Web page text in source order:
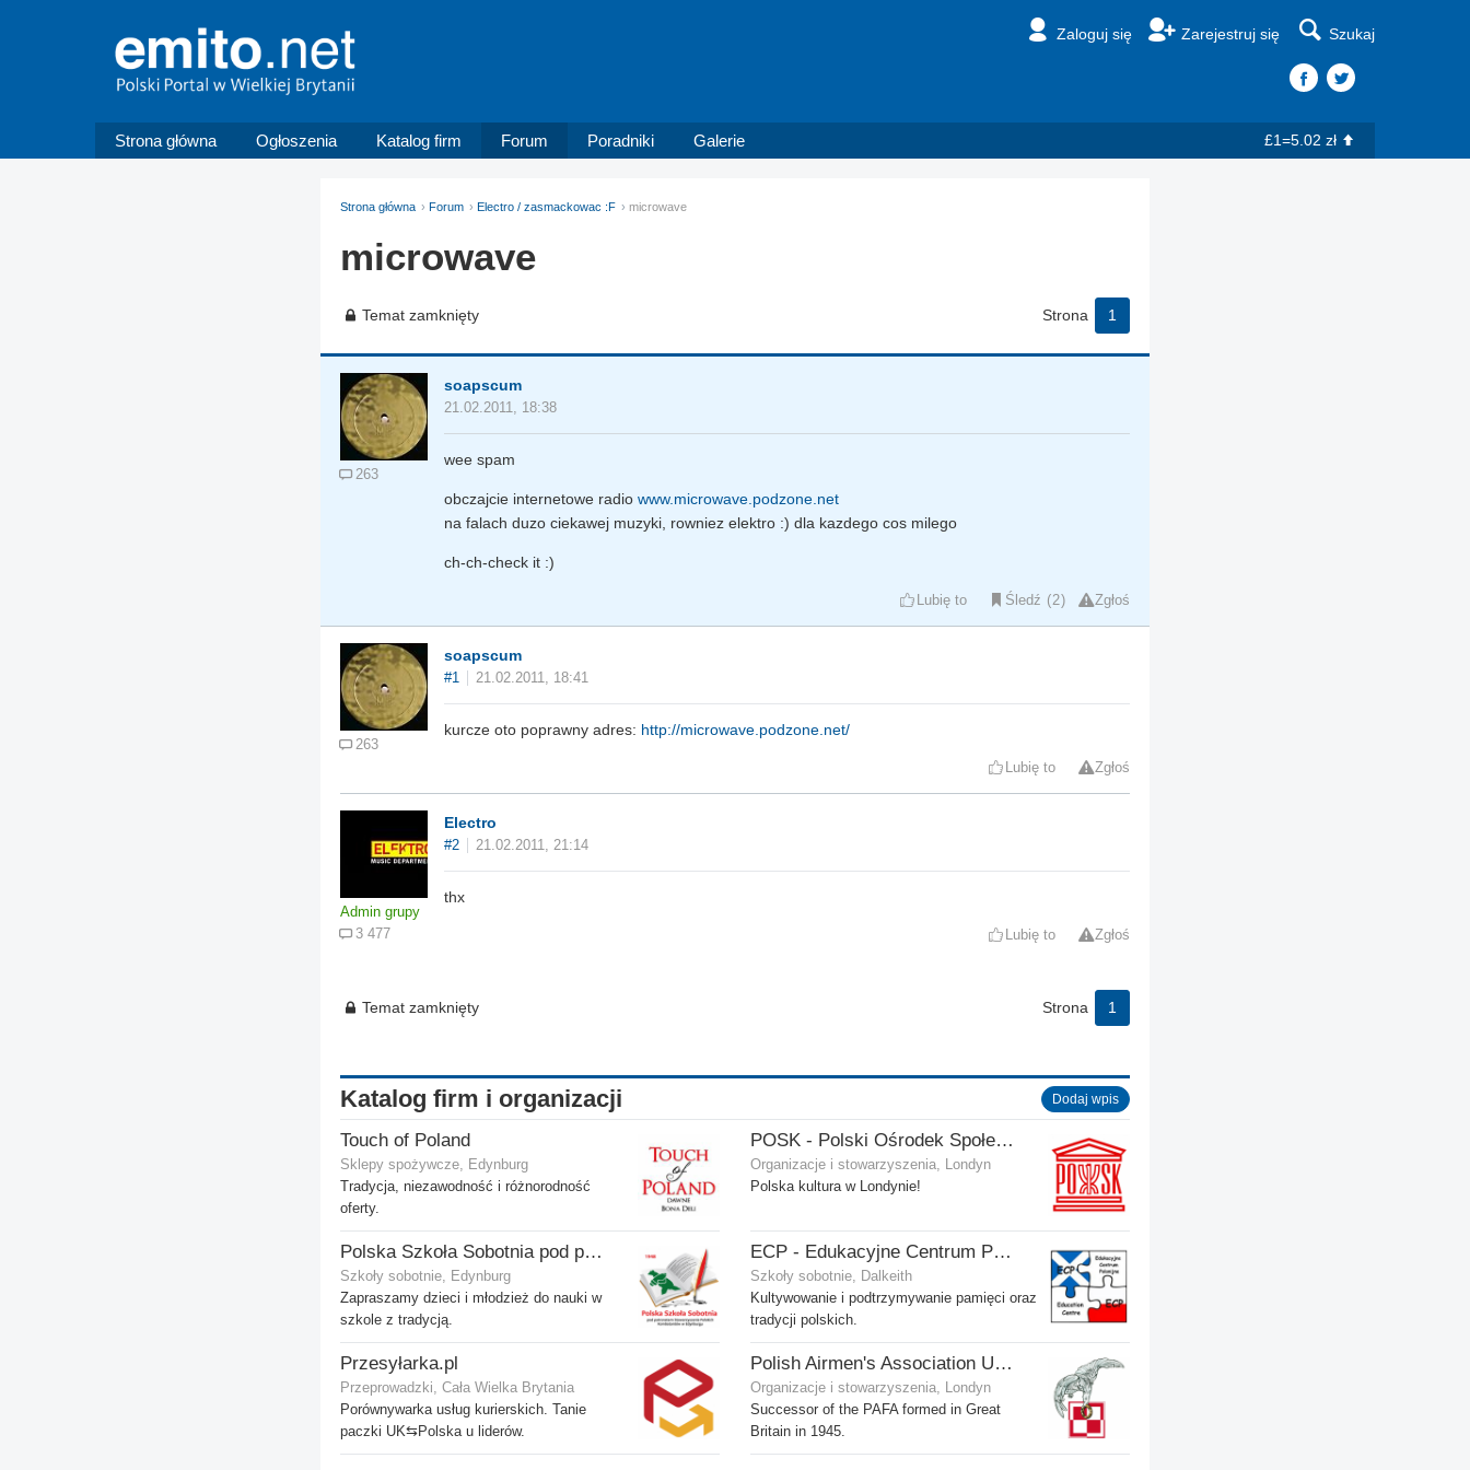
Zaloguj się Zarejestruj się Szukaj
Strona główna Ogłoszenia Katalog firm Forum Poradniki Galerie £1=5.02 zł
Strona główna Forum Electro / zasmackowac :F microwave
microwave
Temat zamknięty Strona 1
263
soapscum
21.02.2011, 18:38
wee spam
obczajcie internetowe radio www.microwave.podzone.net
na falach duzo ciekawej muzyki, rowniez elektro :) dla kazdego cos milego
ch-ch-check it :)
Lubię to Śledź 2 Zgłoś
263
soapscum
#1 21.02.2011, 18:41
kurcze oto poprawny adres: http://microwave.podzone.net/
Lubię to Zgłoś
Admin grupy
3 477
Electro
#2 21.02.2011, 21:14
thx
Lubię to Zgłoś
Temat zamknięty Strona 1
Katalog firm i organizacji Dodaj wpis
Touch of Poland
Sklepy spożywcze, Edynburg
Tradycja, niezawodność i różnorodność
oferty.
POSK - Polski Ośrodek Społeczno-Kulturalny
Organizacje i stowarzyszenia, Londyn
Polska kultura w Londynie!
Polska Szkoła Sobotnia pod patronatem SPK w Edynburgu - Filia Gilmerton
Szkoły sobotnie, Edynburg
Zapraszamy dzieci i młodzież do nauki w
szkole z tradycją.
ECP - Edukacyjne Centrum Polonijne SCIO - Dalkeith
Szkoły sobotnie, Dalkeith
Kultywowanie i podtrzymywanie pamięci oraz
tradycji polskich.
Przesyłarka.pl
Przeprowadzki, Cała Wielka Brytania
Porównywarka usług kurierskich. Tanie
paczki UK⇆Polska u liderów.
Polish Airmen's Association UK - Związek Lotników Polskich WB
Organizacje i stowarzyszenia, Londyn
Successor of the PAFA formed in Great
Britain in 1945.